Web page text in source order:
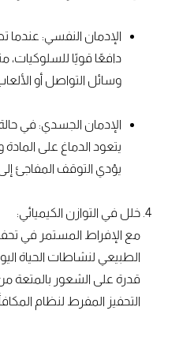
الإدمان النفسي: عندما
دافعًا قويًا للسلوكيات،
وسائل التواصل أو
الإدمان الجسدي: في
يتعود الدماغ على
يؤدي التوقف المفاجئ
خلل في التوازن الكيميائي:
مع الإفراط المستمر في
الطبيعي لنشاطات الحياة
قدرة على الشعور بالمتعة
التحفيز المفرط لنظام